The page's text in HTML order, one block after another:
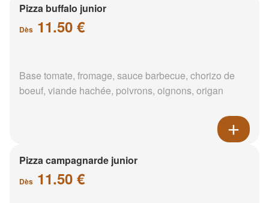
Pizza buffalo junior
Dès 11.50 €
Base tomate, fromage, sauce barbecue, chorizo de
boeuf, viande hachée, poivrons, oignons, origan
Pizza campagnarde junior
Dès 11.50 €